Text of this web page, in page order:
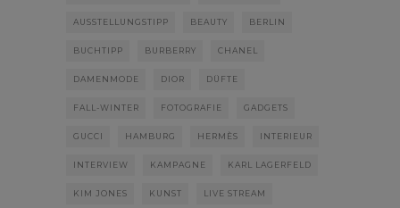
AUSSTELLUNGSTIPP BEAUTY BERLIN
BUCHTIPP BURBERRY CHANEL
DAMENMODE DIOR DÜFTE
FALL-WINTER FOTOGRAFIE GADGETS
GUCCI HAMBURG HERMÈS INTERIEUR
INTERVIEW KAMPAGNE KARL LAGERFELD
KIM JONES KUNST LIVE STREAM